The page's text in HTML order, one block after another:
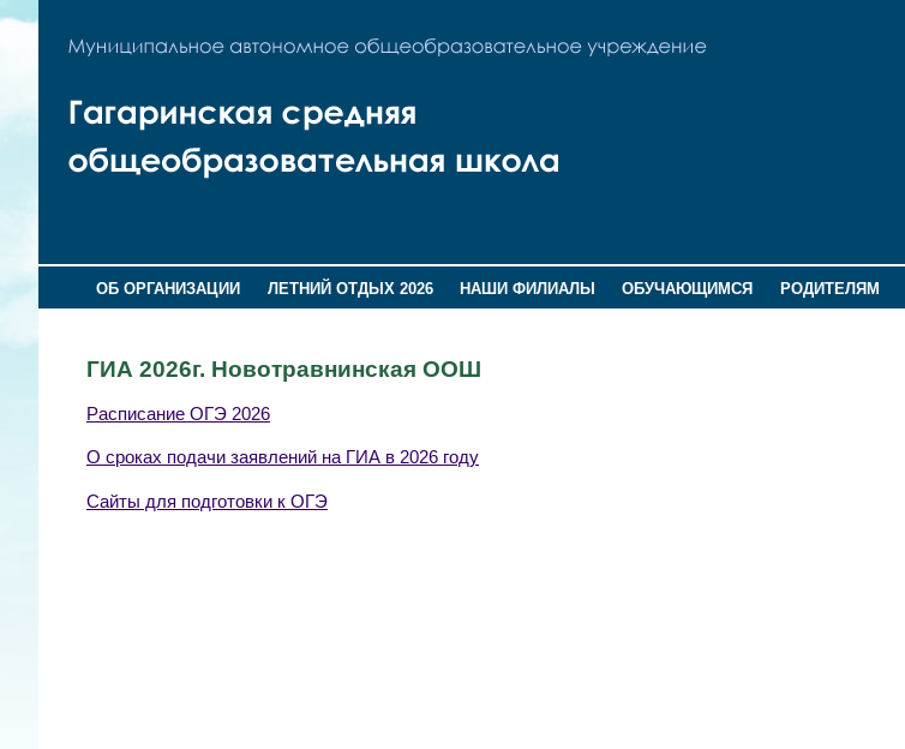
ОБ ОРГАНИЗАЦИИ ЛЕТНИЙ ОТДЫХ 2026 НАШИ ФИЛИАЛЫ ОБУЧАЮЩИМСЯ РОДИТЕЛЯМ
ГИА 2026г. Новотравнинская ООШ
Расписание ОГЭ 2026
О сроках подачи заявлений на ГИА в 2026 году
Сайты для подготовки к ОГЭ